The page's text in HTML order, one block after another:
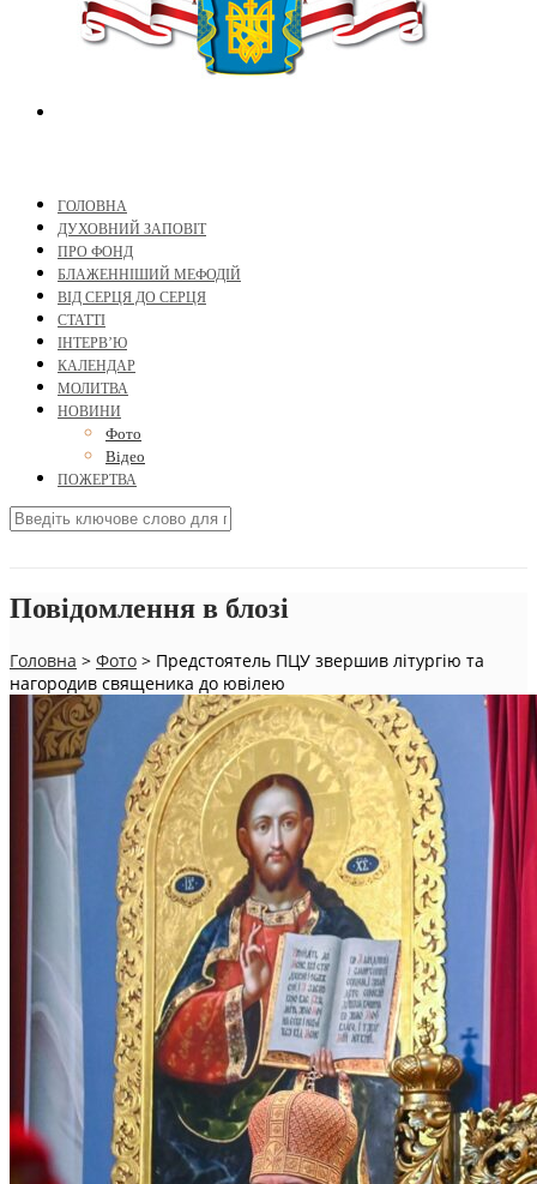
ГОЛОВНА
ДУХОВНИЙ ЗАПОВІТ
ПРО ФОНД
БЛАЖЕННІШИЙ МЕФОДІЙ
ВІД СЕРЦЯ ДО СЕРЦЯ
СТАТТІ
ІНТЕРВ’Ю
КАЛЕНДАР
МОЛИТВА
НОВИНИ
Фото
Відео
ПОЖЕРТВА
Повідомлення в блозі
Головна > Фото > Предстоятель ПЦУ звершив літургію та
нагородив священика до ювілею